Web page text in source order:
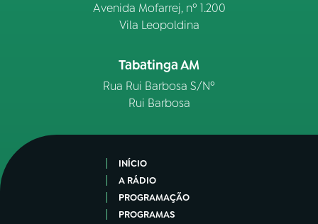
Avenida Mofarrej, nº 1.200
Vila Leopoldina
Tabatinga AM
Rua Rui Barbosa S/Nº
Rui Barbosa
INÍCIO
A RÁDIO
PROGRAMAÇÃO
PROGRAMAS